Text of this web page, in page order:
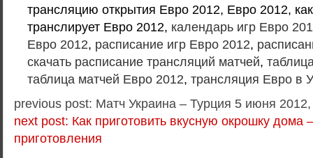
трансляцию открытия Евро 2012, Евро 2012,
транслирует Евро 2012, календарь игр Евро
Евро 2012, расписание игр Евро 2012,
скачать расписание трансляций матчей,
таблица матчей Евро 2012, трансляция Евро в
previous post: Матч Украина – Турция 5 июня 2012,
next post: Как приготовить вкусную окрошку дома
приготовления